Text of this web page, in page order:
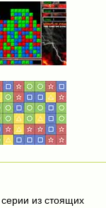
из стоящих